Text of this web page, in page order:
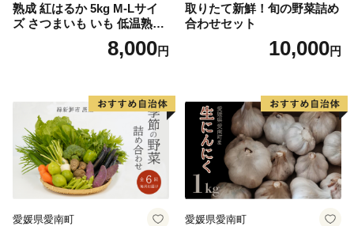
熟成 紅はるか 5kg M-Lサイ
ズ さつまいも いも 低温熟成
完全熟成収穫 甘い 糖度 焼き
芋 やきいも スイートポテト
8,000円
取りたて新鮮！旬の野菜詰め
合わせセット
10,000円
愛媛県愛南町 愛媛県愛南町